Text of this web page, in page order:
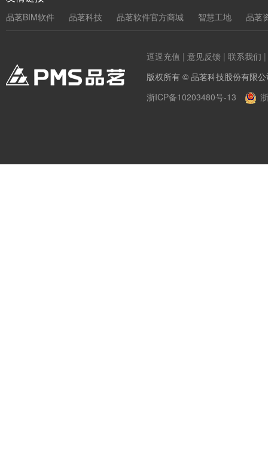
品茗BIM软件 品茗科技 品茗软件官方商城 智慧工地 品茗
逗逗充值 | 意见反馈 | 联系我们 |
版权所有 © 品茗科技股份有限
浙ICP备10203480号-13